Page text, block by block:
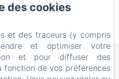
Piscina
des cookies
et des traceurs (y compris
et optimiser votre
et pour diffuser des
fonction de vos préférences